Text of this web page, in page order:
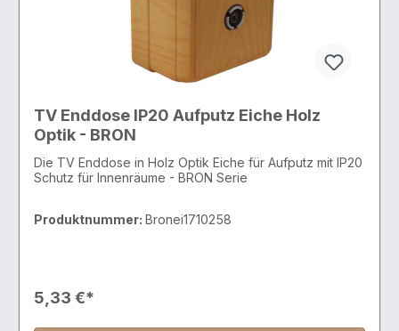
TV Enddose IP20 Aufputz Eiche Holz
Optik - BRON
Die TV Enddose in Holz Optik Eiche für Aufputz mit IP20
Schutz für Innenräume - BRON Serie
Produktnummer: Bronei1710258
5,33 €*